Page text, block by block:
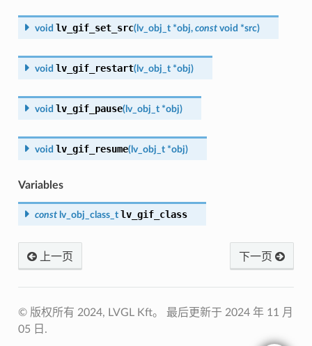
void lv_gif_set_src(lv_obj_t *obj, const void *src)
void lv_gif_restart(lv_obj_t *obj)
void lv_gif_pause(lv_obj_t *obj)
void lv_gif_resume(lv_obj_t *obj)
Variables
const lv_obj_class_t lv_gif_class
上一页 下一页
© 版权所有 2024, LVGL Kft。 最后更新于 2024 年 11 月
05 日.